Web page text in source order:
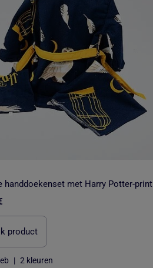
handdoekenset met Harry Potter-print
product
| 2 kleuren